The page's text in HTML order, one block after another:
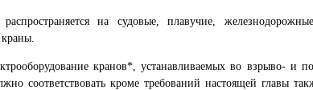
на судовые, плавучие,
кранов*, устанавливаемых во взрыво- и
соответствовать кроме требований настоящей главы